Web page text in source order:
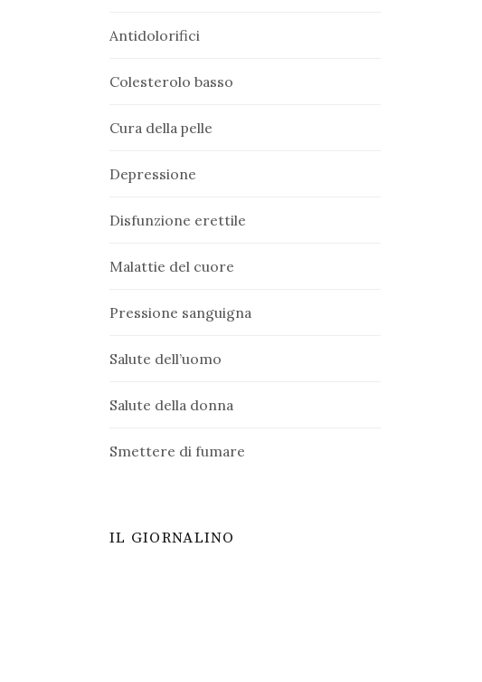
Antidolorifici
Colesterolo basso
Cura della pelle
Depressione
Disfunzione erettile
Malattie del cuore
Pressione sanguigna
Salute dell’uomo
Salute della donna
Smettere di fumare
IL GIORNALINO